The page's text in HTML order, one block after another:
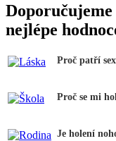
Doporučujeme
nejlépe
Proč patří
Proč se mi
Je holení